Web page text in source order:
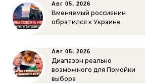
Авг 05, 2026
Вменяемый россиянин
обратился к Украине
Авг 05, 2026
Диапазон реально
возможного для Помойки
выбора